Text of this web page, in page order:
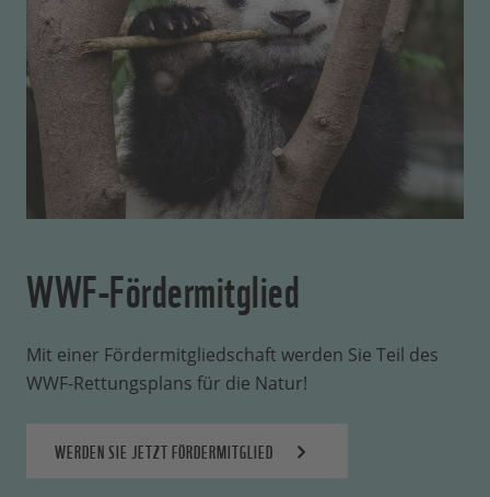
WWF-Fördermitglied
Mit einer Fördermitgliedschaft werden Sie Teil des
WWF-Rettungsplans für die Natur!
WERDEN SIE JETZT FÖRDERMITGLIED